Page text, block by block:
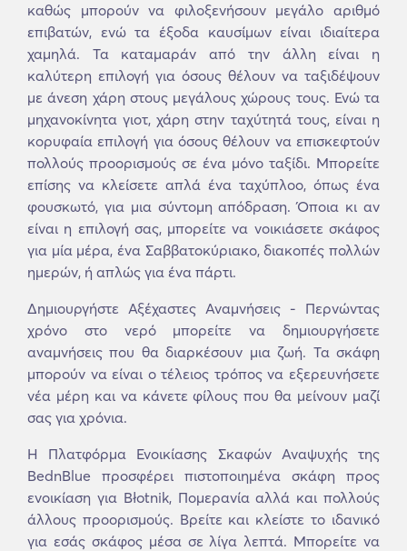
καθώς μπορούν να φιλοξενήσουν μεγάλο αριθμό
επιβατών, ενώ τα έξοδα καυσίμων είναι ιδιαίτερα
χαμηλά. Τα καταμαράν από την άλλη είναι η
καλύτερη επιλογή για όσους θέλουν να ταξιδέψουν
με άνεση χάρη στους μεγάλους χώρους τους. Ενώ τα
μηχανοκίνητα γιοτ, χάρη στην ταχύτητά τους, είναι η
κορυφαία επιλογή για όσους θέλουν να επισκεφτούν
πολλούς προορισμούς σε ένα μόνο ταξίδι. Μπορείτε
επίσης να κλείσετε απλά ένα ταχύπλοο, όπως ένα
φουσκωτό, για μια σύντομη απόδραση. Όποια κι αν
είναι η επιλογή σας, μπορείτε να νοικιάσετε σκάφος
για μία μέρα, ένα Σαββατοκύριακο, διακοπές πολλών
ημερών, ή απλώς για ένα πάρτι.
Δημιουργήστε Αξέχαστες Αναμνήσεις - Περνώντας
χρόνο στο νερό μπορείτε να δημιουργήσετε
αναμνήσεις που θα διαρκέσουν μια ζωή. Τα σκάφη
μπορούν να είναι ο τέλειος τρόπος να εξερευνήσετε
νέα μέρη και να κάνετε φίλους που θα μείνουν μαζί
σας για χρόνια.
Η Πλατφόρμα Ενοικίασης Σκαφών Αναψυχής της
BednBlue προσφέρει πιστοποιημένα σκάφη προς
ενοικίαση για Błotnik, Πομερανία αλλά και πολλούς
άλλους προορισμούς. Βρείτε και κλείστε το ιδανικό
για εσάς σκάφος μέσα σε λίγα λεπτά. Μπορείτε να